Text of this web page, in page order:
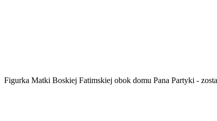
Figurka Matki Boskiej Fatimskiej obok domu Pana Partyki -